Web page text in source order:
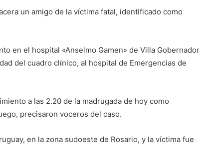
un amigo de la víctima fatal, identificado como
en el hospital «Anselmo Gamen» de Villa Gobernador
del cuadro clínico, al hospital de Emergencias de
a las 2.20 de la madrugada de hoy como
precisaron voceros del caso.
en la zona sudoeste de Rosario, y la víctima fue